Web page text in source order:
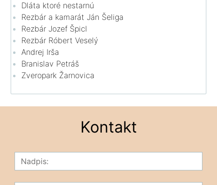
Dláta ktoré nestarnú
Rezbár a kamarát Ján Šeliga
Rezbár Jozef Špicl
Rezbár Róbert Veselý
Andrej Irša
Branislav Petráš
Zveropark Žarnovica
Kontakt